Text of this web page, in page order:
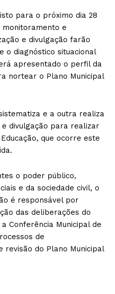
para o próximo dia 28
monitoramento e
e divulgação farão
o diagnóstico situacional
apresentado o perfil da
nortear o Plano Municipal
e a outra realiza
divulgação para realizar
que ocorre este
o poder público,
e da sociedade civil, o
é responsável por
das deliberações do
Conferência Municipal de
de
revisão do Plano Municipal